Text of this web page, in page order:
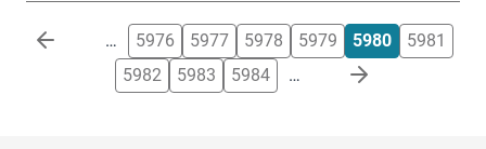
Paginación … 5976 5977 5978 5979 5980
5981
5982
5983 5984 …